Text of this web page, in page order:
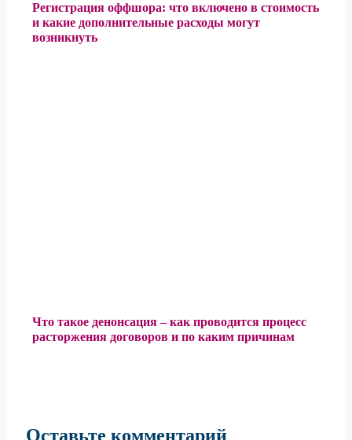
Регистрация оффшора: что включено в стоимость
и какие дополнительные расходы могут
возникнуть
Что такое денонсация – как проводится процесс
расторжения договоров и по каким причинам
Оставьте комментарий